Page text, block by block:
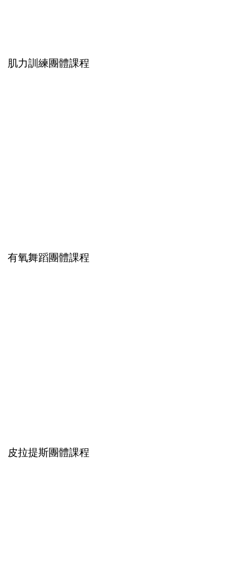
肌力訓練團體課程
有氧舞蹈團體課程
皮拉提斯團體課程